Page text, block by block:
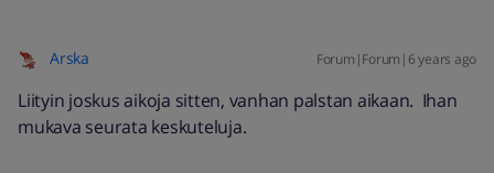
Arska Forum|Forum|6 years ago
Liityin joskus aikoja sitten, vanhan palstan aikaan. Ihan
mukava seurata keskuteluja.